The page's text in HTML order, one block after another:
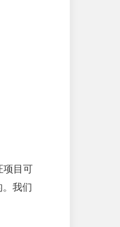
项目可
我们